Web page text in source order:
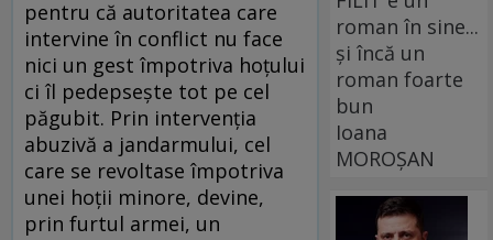
pentru că autoritatea care
intervine în conflict nu face
nici un gest împotriva hoţului
ci îl pedepseşte tot pe cel
păgubit. Prin intervenţia
abuzivă a jandarmului, cel
care se revoltase împotriva
unei hoţii minore, devine,
prin furtul armei, un
roman în sine...
și încă un
roman foarte
bun
Ioana
MOROȘAN